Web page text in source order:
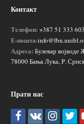
Контакт
Телефон: +387 51 333 603
Е-пошта:
Адреса: Булевар
78000 Бања Лука, Р.
Прати нас